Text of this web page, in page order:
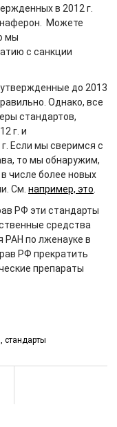
в 2012 г.
Можете
мы
с санкции
до 2013
Однако, все
стандартов,
г. и
Если мы сверимся с
то мы обнаружим,
числе более новых
См. например, это
РФ эти стандарты
средства
РАН по лженауке в
РФ прекратить
препараты
, стандарты